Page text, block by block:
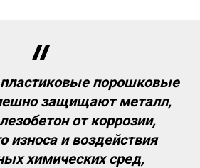
порошковые
защищают металл,
от коррозии,
износа и воздействия
химических сред,